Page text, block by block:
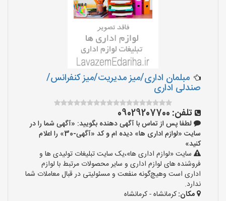
مبلمان اداری/میز مدیریت/میز کنفرانس/
صندلی اداری
تلفن: 09029207700
لطفا پس از تماس با آگهی دهنده بگویید: «آگهی شما را در
سایت «لوازم اداری ها» دیده ام و کد «آگهی-30» را اعلام
کنید»
سایت «لوازم اداری ها»،یک سایت تبلیغات تولیدی ها و
فروشنده های لوازم اداری و سایر محصولات مرتبط با لوازم
اداری است وهیچ‌گونه منفعت و مسئولیتی در قبال معاملات شما
ندارد.
مکان:کرمانشاه - کرمانشاه